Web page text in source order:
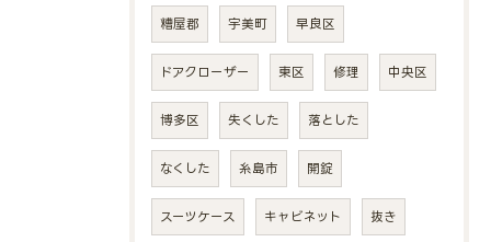
糟屋郡 宇美町 早良区
ドアクローザー 東区 修理 中央区
博多区 失くした 落とした
なくした 糸島市 開錠
スーツケース キャビネット 抜き